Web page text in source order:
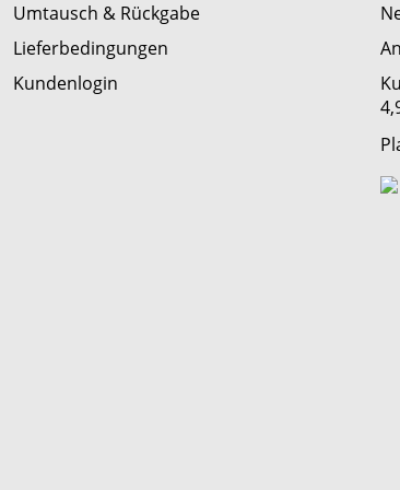
Umtausch & Rückgabe
Lieferbedingungen
Kundenlogin